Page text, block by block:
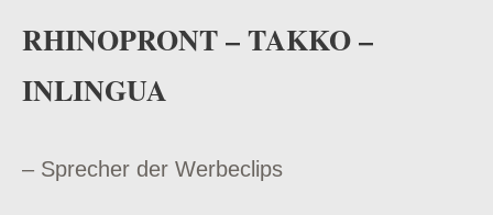
RHINOPRONT – TAKKO –
INLINGUA
– Sprecher der Werbeclips